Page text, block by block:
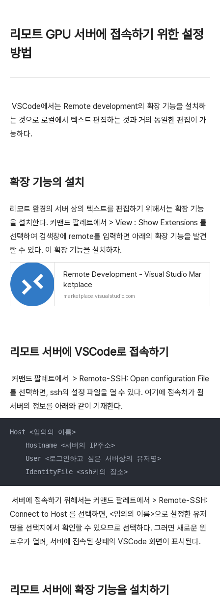
리모트 GPU 서버에 접속하기 위한 설정
방법
VSCode에서는 Remote development의 확장 기능을 설치하
는 것으로 로컬에서 텍스트 편집하는 것과 거의 동일한 편집이 가
능하다.
확장 기능의 설치
리모트 환경의 서버 상의 텍스트를 편집하기 위해서는 확장 기능
을 설치한다. 커맨드 팔레트에서 > View : Show Extensions 를
선택하여 검색창에 remote를 입력하면 아래의 확장 기능을 발견
할 수 있다. 이 확장 기능을 설치하자.
Remote Development - Visual Studio Mar
ketplace
marketplace.visualstudio.com
리모트 서버에 VSCode로 접속하기
커맨드 팔레트에서 > Remote-SSH: Open configuration File
를 선택하면, ssh의 설정 파일을 열 수 있다. 여기에 접속처가 될
서버의 정보를 아래와 같이 기재한다.
Host <임의의 이름>
    Hostname <서버의 IP주소>
    User <로그인하고 싶은 서버상의 유저명>
    IdentityFile <ssh키의 장소>
서버에 접속하기 위해서는 커맨드 팔레트에서 > Remote-SSH:
Connect to Host 를 선택하면, <임의의 이름>으로 설정한 유저
명을 선택지에서 확인할 수 있으므로 선택하다. 그러면 새로운 윈
도우가 열려, 서버에 접속된 상태의 VSCode 화면이 표시된다.
리모트 서버에 확장 기능을 설치하기